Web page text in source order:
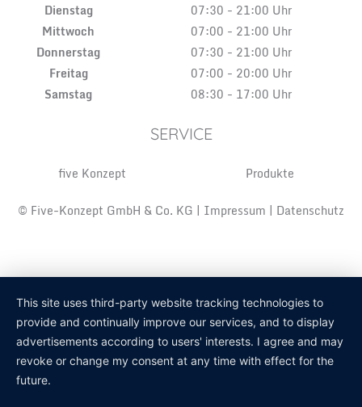
Dienstag
07:30 - 21:00 Uhr
Mittwoch
07:00 - 21:00 Uhr
Donnerstag
07:30 - 21:00 Uhr
Freitag
07:00 - 20:00 Uhr
Samstag
08:30 - 17:00 Uhr
SERVICE
five Konzept
Produkte
© Five-Konzept GmbH & Co. KG | Impressum | Datenschutz
This site uses third-party website tracking technologies to
provide and continually improve our services, and to display
advertisements according to users' interests. I agree and may
revoke or change my consent at any time with effect for the
future.